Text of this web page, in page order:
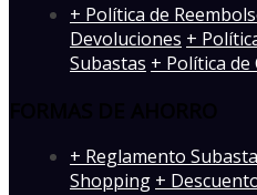
+ Política de
Devoluciones +
Subastas + Política
+ Reglamento
Shopping +